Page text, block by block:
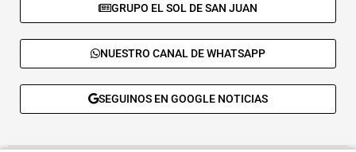
GRUPO EL SOL DE SAN JUAN
NUESTRO CANAL DE WHATSAPP
SEGUINOS EN GOOGLE NOTICIAS